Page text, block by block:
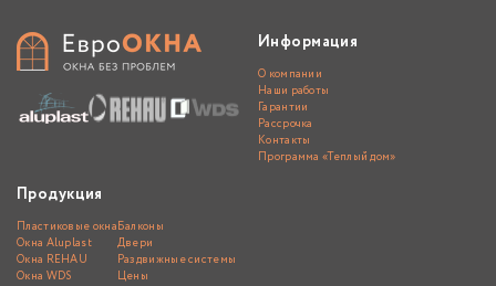
Информация
О компании
Наши работы
Гарантии
Рассрочка
Контакты
Программа «Теплый дом»
Продукция
Пластиковые окна
Окна Aluplast
Окна REHAU
Окна WDS
Балконы
Двери
Раздвижные системы
Цены